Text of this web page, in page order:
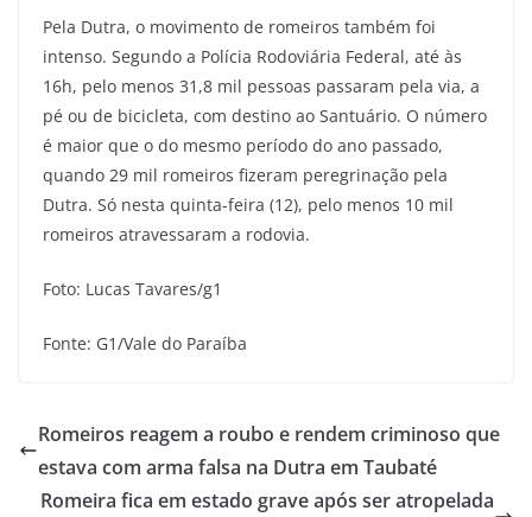
Pela Dutra, o movimento de romeiros também foi
intenso. Segundo a Polícia Rodoviária Federal, até às
16h, pelo menos 31,8 mil pessoas passaram pela via, a
pé ou de bicicleta, com destino ao Santuário. O número
é maior que o do mesmo período do ano passado,
quando 29 mil romeiros fizeram peregrinação pela
Dutra. Só nesta quinta-feira (12), pelo menos 10 mil
romeiros atravessaram a rodovia.
Foto: Lucas Tavares/g1
Fonte: G1/Vale do Paraíba
Romeiros reagem a roubo e rendem criminoso que
estava com arma falsa na Dutra em Taubaté
Romeira fica em estado grave após ser atropelada